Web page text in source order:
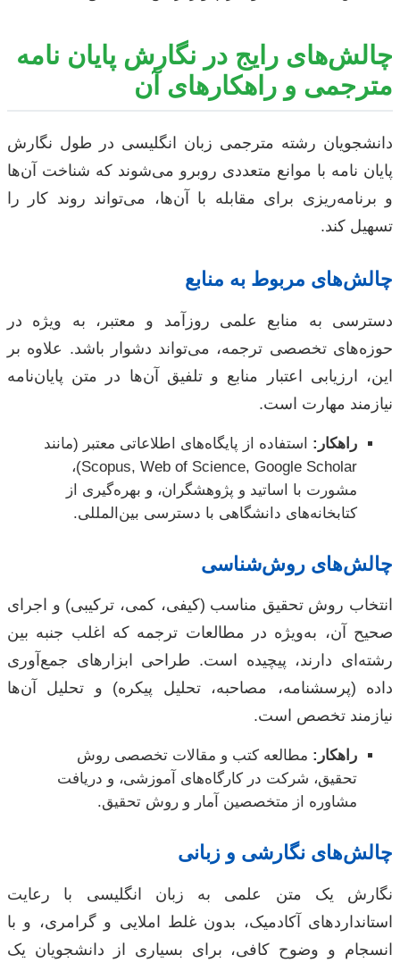
چالش‌های رایج در نگارش پایان نامه
مترجمی و راهکارهای آن
دانشجویان رشته مترجمی زبان انگلیسی در طول نگارش
پایان نامه با موانع متعددی روبرو می‌شوند که شناخت آن‌ها
و برنامه‌ریزی برای مقابله با آن‌ها، می‌تواند روند کار را
تسهیل کند.
چالش‌های مربوط به منابع
دسترسی به منابع علمی روزآمد و معتبر، به ویژه در
حوزه‌های تخصصی ترجمه، می‌تواند دشوار باشد. علاوه بر
این، ارزیابی اعتبار منابع و تلفیق آن‌ها در متن پایان‌نامه
نیازمند مهارت است.
راهکار: استفاده از پایگاه‌های اطلاعاتی معتبر (مانند
Scopus, Web of Science, Google Scholar)،
مشورت با اساتید و پژوهشگران، و بهره‌گیری از
کتابخانه‌های دانشگاهی با دسترسی بین‌المللی.
چالش‌های روش‌شناسی
انتخاب روش تحقیق مناسب (کیفی، کمی، ترکیبی) و اجرای
صحیح آن، به‌ویژه در مطالعات ترجمه که اغلب جنبه بین
رشته‌ای دارند، پیچیده است. طراحی ابزارهای جمع‌آوری
داده (پرسشنامه، مصاحبه، تحلیل پیکره) و تحلیل آن‌ها
نیازمند تخصص است.
راهکار: مطالعه کتب و مقالات تخصصی روش
تحقیق، شرکت در کارگاه‌های آموزشی، و دریافت
مشاوره از متخصصین آمار و روش تحقیق.
چالش‌های نگارشی و زبانی
نگارش یک متن علمی به زبان انگلیسی با رعایت
استانداردهای آکادمیک، بدون غلط املایی و گرامری، و با
انسجام و وضوح کافی، برای بسیاری از دانشجویان یک